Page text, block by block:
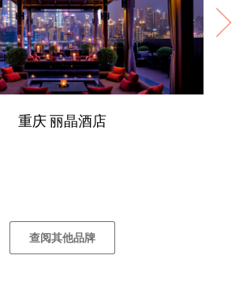
重庆 丽晶酒店
查阅其他品牌